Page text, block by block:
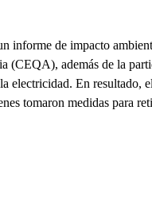
informe de impacto
además de la
electricidad. En resultado,
tomaron medidas para